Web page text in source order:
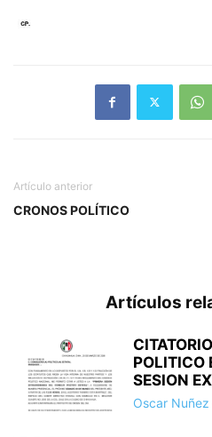
Artículo anterior
CRONOS POLÍTICO
Artículos
POLITICO
SESION
Oscar Nuñez